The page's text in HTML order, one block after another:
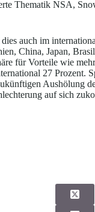
Thematik NSA,
auch im
China, Japan,
für Vorteile wie
27 Prozent.
Aushölung
auf sich